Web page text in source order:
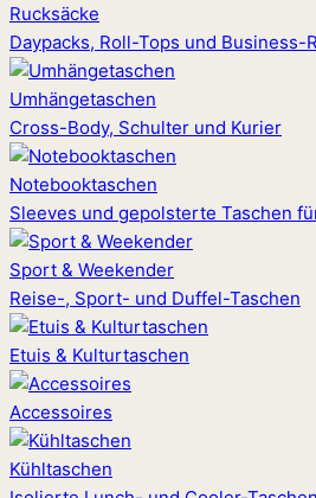
Rucksäcke
Daypacks, Roll-Tops und Business-
Umhängetaschen
Cross-Body, Schulter und Kurier
Notebooktaschen
Sleeves und gepolsterte Taschen
Sport & Weekender
Reise-, Sport- und Duffel-Taschen
Etuis & Kulturtaschen
Accessoires
Kühltaschen